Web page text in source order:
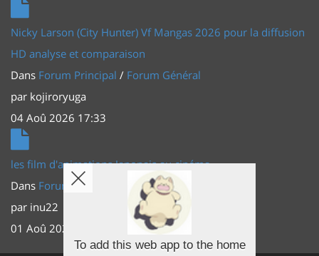
Nicky Larson (City Hunter) Vf Mangas 2026 pour la diffusion
HD analyse et comparaison
Dans Forum Principal / Forum Général
par kojiroryuga
04 Aoû 2026 17:33
les film d'animations Japonais au cinéma
Dans Forum Principal
Actus (TV, vidéo, web)
par inu22
01 Aoû 2026 20:56
To add this web app to the home